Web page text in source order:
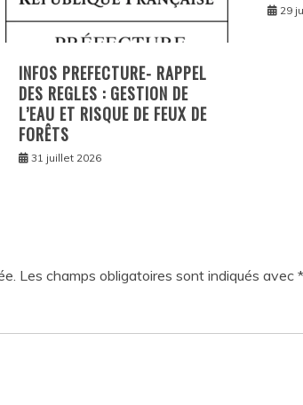
INFOS PREFECTURE- RAPPEL
DES REGLES : GESTION DE
L’EAU ET RISQUE DE FEUX DE
FORÊTS
31 juillet 2026
29
Les champs obligatoires sont indiqués avec *